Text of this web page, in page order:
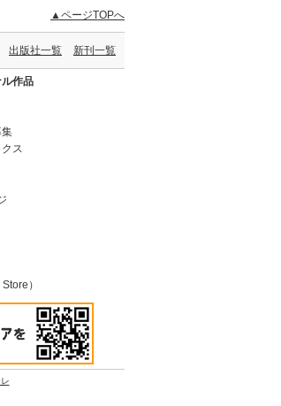
▲ページTOPへ
出版社一覧 新刊一覧
作品
集
ス
）